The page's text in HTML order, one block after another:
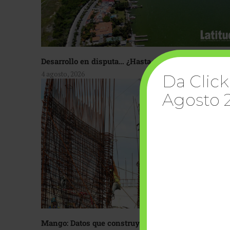
Desarrollo en disputa… ¿Hasta dónde crecer?
4 agosto, 2026
Mango: Datos que construyen confianza
Da
Agosto